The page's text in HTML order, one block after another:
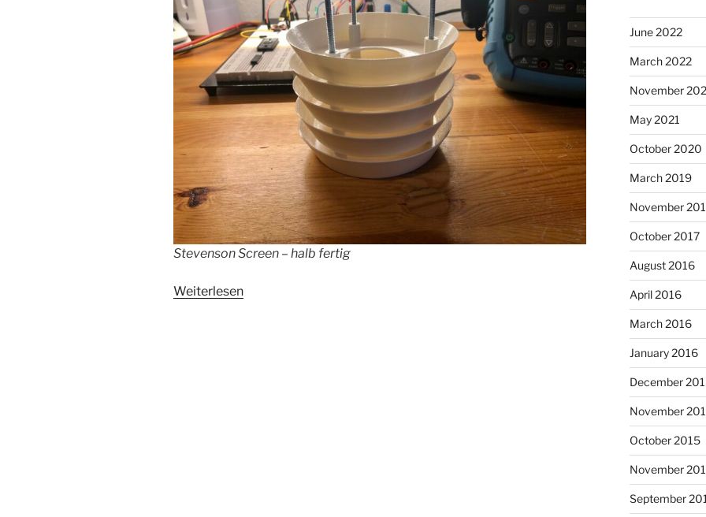
Stevenson Screen – halb fertig
Weiterlesen
June 2022
March 2022
November
May 2021
October 2020
March 2019
November
October 2017
August 2016
April 2016
March 2016
January 2016
December
November
October 2015
November
September